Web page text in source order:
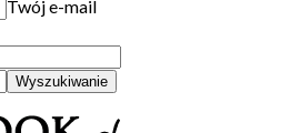
Twój e-mail